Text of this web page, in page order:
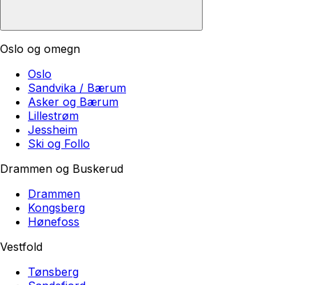
Oslo og omegn
Oslo
Sandvika / Bærum
Asker og Bærum
Lillestrøm
Jessheim
Ski og Follo
Drammen og Buskerud
Drammen
Kongsberg
Hønefoss
Vestfold
Tønsberg